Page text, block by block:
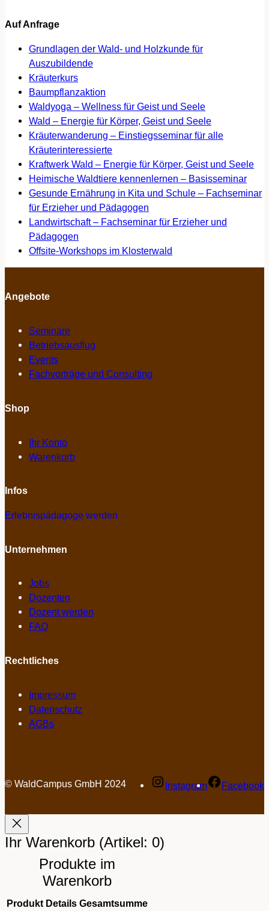
Auf Anfrage
Grundlagen der Wald- und Holzkunde für
Auszubildende
Kräuterkurs
Baumpflanzaktion
Waldyoga – Wellness für Geist und Seele
Wald – Energie für Körper, Geist und Seele
Kräuterwanderung – Einstiegsseminar für alle
Kräuterinteressierte
Kraftwerk Wald – Energie für Körper, Geist und Seele
Heimische Waldtiere kennenlernen – Basisseminar
Gesunde Ernährung in Kita und Schule – Fachseminar
für Erzieher und Pädagogen
Landwirtschaft – Fachseminar für Erzieher und
Pädagogen
Offsite-Workshops im Klosterwald
Angebote
Seminare
Betriebsausflug
Events
Fachvorträge und Consulting
Shop
Ihr Konto
Warenkorb
Infos
Erlebnispädagoge werden
Unternehmen
Jobs
Dozenten
Dozent werden
FAQ
Rechtliches
Impressum
Datenschutz
AGBs
© WaldCampus GmbH 2024 Instagram Facebook
Ihr Warenkorb (Artikel: 0)
Produkte im
Warenkorb
Produkt Details Gesamtsumme